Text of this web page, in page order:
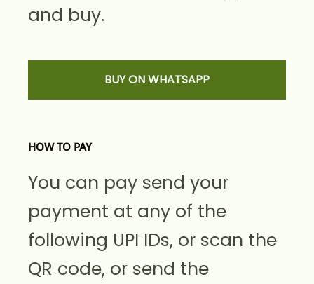
and buy.
BUY ON WHATSAPP
HOW TO PAY
You can pay send your
payment at any of the
following UPI IDs, or scan the
QR code, or send the